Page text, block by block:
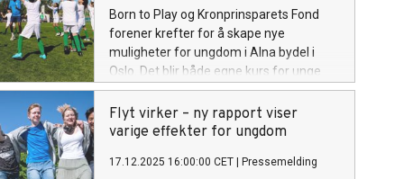
Born to Play og Kronprinsparets Fond
forener krefter for å skape nye
muligheter for ungdom i Alna bydel i
Oslo. Det blir både egne kurs for unge
ledere og innføring av det
kulturbyggende programmet Flyt Idrett i
flere idrettslag i Alna.
Flyt virker – ny rapport viser
varige effekter for ungdom
17.12.2025 16:00:00 CET Pressemelding